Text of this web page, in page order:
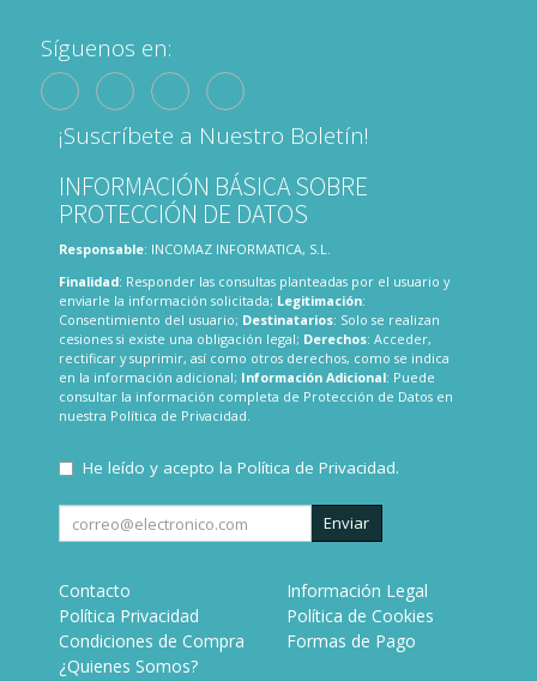
Síguenos en:
¡Suscríbete a Nuestro Boletín!
INFORMACIÓN BÁSICA SOBRE
PROTECCIÓN DE DATOS
Responsable: INCOMAZ INFORMATICA, S.L.
Finalidad: Responder las consultas planteadas por el usuario y
enviarle la información solicitada; Legitimación:
Consentimiento del usuario; Destinatarios: Solo se realizan
cesiones si existe una obligación legal; Derechos: Acceder,
rectificar y suprimir, así como otros derechos, como se indica
en la información adicional; Información Adicional: Puede
consultar la información completa de Protección de Datos en
nuestra Política de Privacidad
He leído y acepto la Política de Privacidad.
Enviar
Contacto
Información Legal
Política Privacidad
Política de Cookies
Condiciones de Compra
Formas de Pago
¿Quienes Somos?